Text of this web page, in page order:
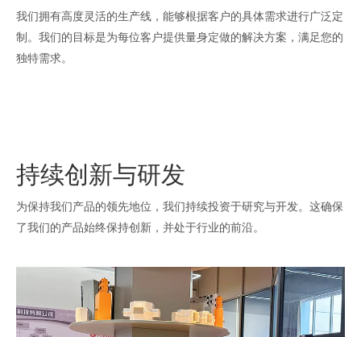
我们拥有高度灵活的生产线，能够根据客户的具体需求进行广泛定
制。我们的目标是为每位客户提供量身定做的解决方案，满足您的
独特需求。
持续创新与研发
为保持我们产品的领先地位，我们持续投资于研究与开发。这确保
了我们的产品始终保持创新，并处于行业的前沿。